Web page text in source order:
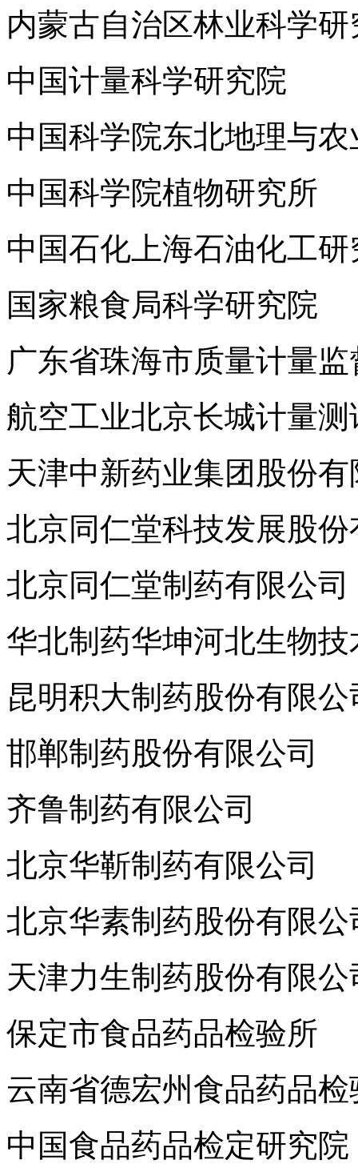
内蒙古自治区林业科学研
中国计量科学研究院
中国科学院东北地理与
中国科学院植物研究所
中国石化上海石油化工研
国家粮食局科学研究院
广东省珠海市质量计量
航空工业北京长城计量
天津中新药业集团股份
北京同仁堂科技发展股
北京同仁堂制药有限公司
华北制药华坤河北生物
昆明积大制药股份有限公
邯郸制药股份有限公司
齐鲁制药有限公司
北京华靳制药有限公司
北京华素制药股份有限公
天津力生制药股份有限公
保定市食品药品检验所
云南省德宏州食品药品检
中国食品药品检定研究院